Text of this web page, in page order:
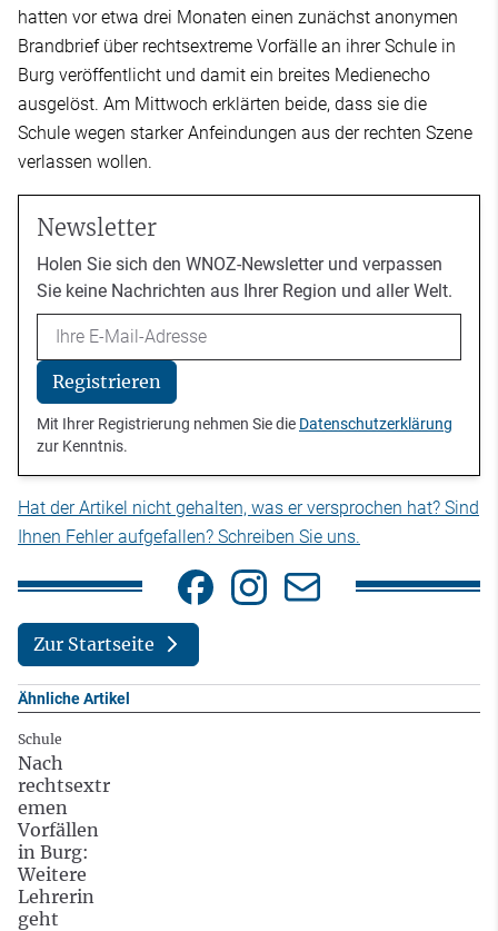
hatten vor etwa drei Monaten einen zunächst anonymen
Brandbrief über rechtsextreme Vorfälle an ihrer Schule in
Burg veröffentlicht und damit ein breites Medienecho
ausgelöst. Am Mittwoch erklärten beide, dass sie die
Schule wegen starker Anfeindungen aus der rechten Szene
verlassen wollen.
Newsletter
Holen Sie sich den WNOZ-Newsletter und verpassen
Sie keine Nachrichten aus Ihrer Region und aller Welt.
Email
Registrieren
Mit Ihrer Registrierung nehmen Sie die Datenschutzerklärung
zur Kenntnis.
Hat der Artikel nicht gehalten, was er versprochen hat? Sind
Ihnen Fehler aufgefallen? Schreiben Sie uns.
Zur Startseite
Ähnliche Artikel
Schule
Nach
rechtsextr
emen
Vorfällen
in Burg:
Weitere
Lehrerin
geht